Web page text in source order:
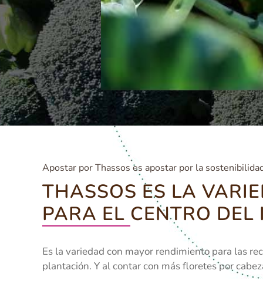
Apostar por Thassos es apostar por la
THASSOS ES LA
PARA EL CENTRO DEL
Es la variedad con mayor rendimiento para las
plantación. Y al contar con más floretes por